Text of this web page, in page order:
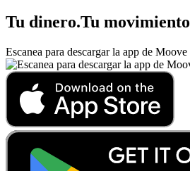
Tu dinero.Tu movimiento
Escanea para descargar la app de Moove